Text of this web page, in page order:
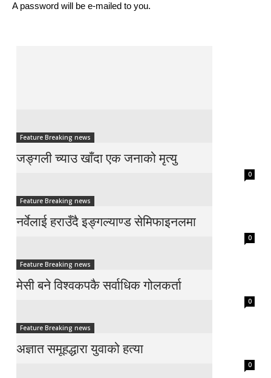
A password will be e-mailed to you.
Feature Breaking news
जङ्गली च्याउ खाँदा एक जनाको मृत्यु
0
Feature Breaking news
नर्वेलाई हराउँदै इङ्गल्याण्ड सेमिफाइनलमा
0
Feature Breaking news
मेसी बने विश्वकपकै सर्वाधिक गोलकर्ता
0
Feature Breaking news
अज्ञात समूहद्धारा युवाको हत्या
0